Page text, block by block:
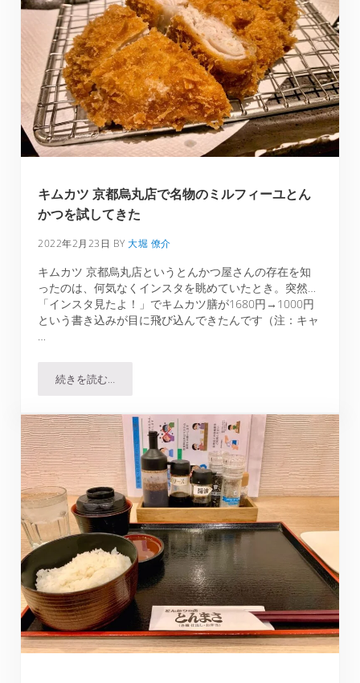
キムカツ 京都烏丸店で名物のミルフィーユとん
かつを試してきた
2022年2月23日 BY大堀 僚介
キムカツ 京都烏丸店というとんかつ屋さんの存在を知
ったのは、何気なくインスタを眺めていたとき。突然…
「インスタ見たよ！」でキムカツ膳が1680円→1000円
という書き込みが目に飛び込んできたんです（注：キャ
…
続きを読む…キムカツ 京都烏丸店で名物のミルフィーユとんかつを試